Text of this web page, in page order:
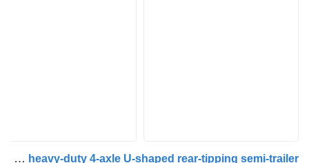
ZW-Trailer heavy-duty 4-axle U-shaped rear-tipping semi-trailer